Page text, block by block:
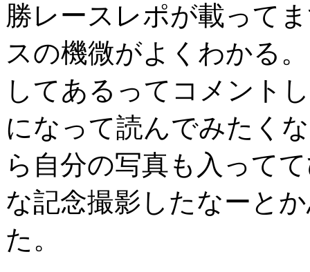
勝レースレポが載って
スの機微がよくわかる
してあるってコメント
になって読んでみたく
ら自分の写真も入って
な記念撮影したなーと
た。